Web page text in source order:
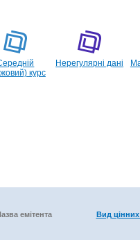
курс
Нерегулярні дані
емітента Вид цінних